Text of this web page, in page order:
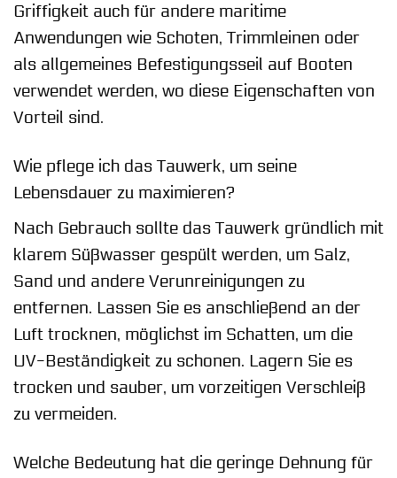
Griffigkeit auch für andere maritime
Anwendungen wie Schoten, Trimmleinen oder
als allgemeines Befestigungsseil auf Booten
verwendet werden, wo diese Eigenschaften von
Vorteil sind.
Wie pflege ich das Tauwerk, um seine
Lebensdauer zu maximieren?
Nach Gebrauch sollte das Tauwerk gründlich mit
klarem Süßwasser gespült werden, um Salz,
Sand und andere Verunreinigungen zu
entfernen. Lassen Sie es anschließend an der
Luft trocknen, möglichst im Schatten, um die
UV-Beständigkeit zu schonen. Lagern Sie es
trocken und sauber, um vorzeitigen Verschleiß
zu vermeiden.
Welche Bedeutung hat die geringe Dehnung für